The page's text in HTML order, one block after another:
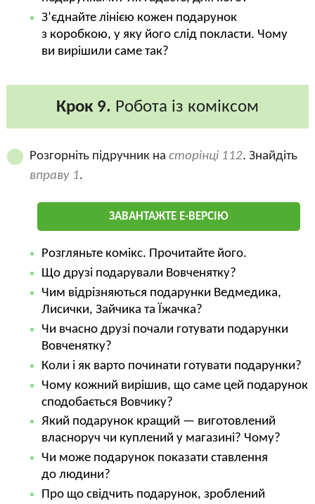
З’єднайте лінією кожен подарунок
з коробкою, у яку його слід покласти. Чому
ви вирішили саме так?
Крок 9. Робота із коміксом
Розгорніть підручник на сторінці 112. Знайдіть
вправу 1.
ЗАВАНТАЖТЕ Е-ВЕРСІЮ
Розгляньте комікс. Прочитайте його.
Що друзі подарували Вовченятку?
Чим відрізняються подарунки Ведмедика,
Лисички, Зайчика та Їжачка?
Чи вчасно друзі почали готувати подарунки
Вовченятку?
Коли і як варто починати готувати подарунки?
Чому кожний вирішив, що саме цей подарунок
сподобається Вовчику?
Який подарунок кращий — виготовлений
власноруч чи куплений у магазині? Чому?
Чи може подарунок показати ставлення
до людини?
Про що свідчить подарунок, зроблений